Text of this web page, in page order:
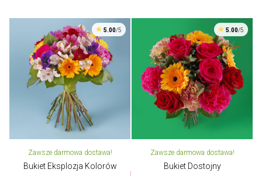
5.00/5
Zawsze darmowa dostawa!
Bukiet Eksplozja Kolorów
5.00/5
Zawsze darmowa dostawa!
Bukiet Dostojny